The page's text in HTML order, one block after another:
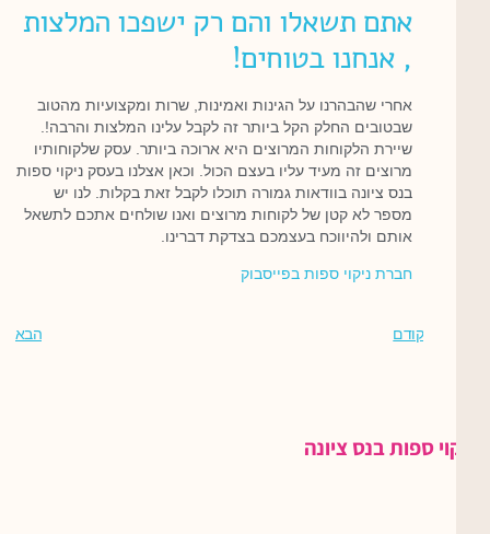
אתם תשאלו והם רק ישפכו המלצות
, אנחנו בטוחים!
אחרי שהבהרנו על הגינות ואמינות, שרות ומקצועיות מהטוב
שבטובים החלק הקל ביותר זה לקבל עלינו המלצות והרבה!.
שיירת הלקוחות המרוצים היא ארוכה ביותר. עסק שלקוחותיו
מרוצים זה מעיד עליו בעצם הכול. וכאן אצלנו בעסק ניקוי ספות
בנס ציונה בוודאות גמורה תוכלו לקבל זאת בקלות. לנו יש
מספר לא קטן של לקוחות מרוצים ואנו שולחים אתכם לתשאל
אותם ולהיווכח בעצמכם בצדקת דברינו.
חברת ניקוי ספות בפייסבוק
קודם הבא
ניקוי ספות בנס ציונה